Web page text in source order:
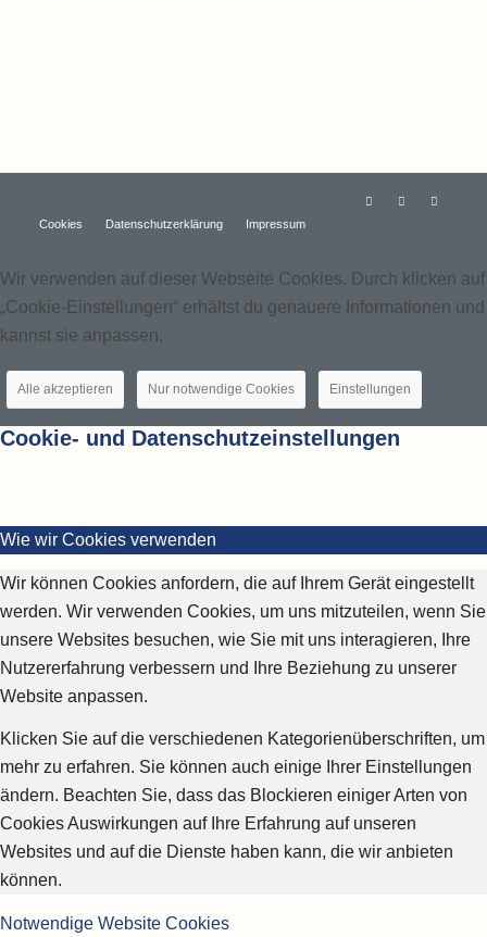
Cookies Datenschutzerklärung Impressum
Wir verwenden auf dieser Webseite Cookies. Durch klicken auf
„Cookie-Einstellungen“ erhältst du genauere Informationen und
kannst sie anpassen.
Alle akzeptieren Nur notwendige Cookies Einstellungen
Cookie- und Datenschutzeinstellungen
Wie wir Cookies verwenden
Wir können Cookies anfordern, die auf Ihrem Gerät eingestellt
werden. Wir verwenden Cookies, um uns mitzuteilen, wenn Sie
unsere Websites besuchen, wie Sie mit uns interagieren, Ihre
Nutzererfahrung verbessern und Ihre Beziehung zu unserer
Website anpassen.
Klicken Sie auf die verschiedenen Kategorienüberschriften, um
mehr zu erfahren. Sie können auch einige Ihrer Einstellungen
ändern. Beachten Sie, dass das Blockieren einiger Arten von
Cookies Auswirkungen auf Ihre Erfahrung auf unseren
Websites und auf die Dienste haben kann, die wir anbieten
können.
Notwendige Website Cookies